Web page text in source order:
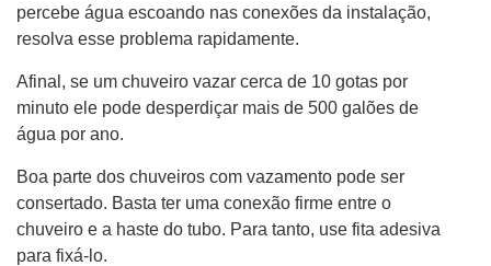
percebe água escoando nas conexões da instalação,
resolva esse problema rapidamente.
Afinal, se um chuveiro vazar cerca de 10 gotas por
minuto ele pode desperdiçar mais de 500 galões de
água por ano.
Boa parte dos chuveiros com vazamento pode ser
consertado. Basta ter uma conexão firme entre o
chuveiro e a haste do tubo. Para tanto, use fita adesiva
para fixá-lo.